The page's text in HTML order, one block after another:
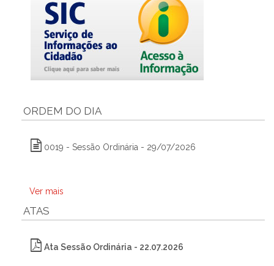
ORDEM DO DIA
0019 - Sessão Ordinária - 29/07/2026
Ver mais
ATAS
Ata Sessão Ordinária - 22.07.2026